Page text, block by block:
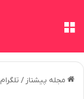
مجله پیشتاز / تلگرام